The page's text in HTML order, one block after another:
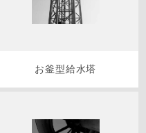
お釜型給水塔